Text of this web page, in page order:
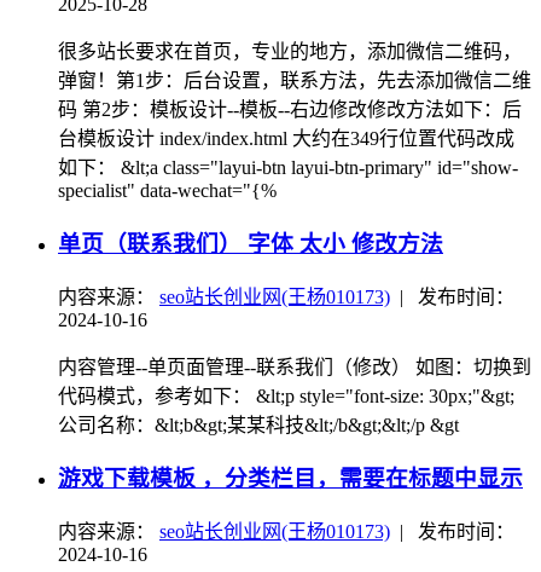
2025-10-28
很多站长要求在首页，专业的地方，添加微信二维码，
弹窗！第1步：后台设置，联系方法，先去添加微信二维
码 第2步：模板设计--模板--右边修改修改方法如下：后
台模板设计 index/index.html 大约在349行位置代码改成
如下： &lt;a class="layui-btn layui-btn-primary" id="show-
specialist" data-wechat="{%
单页（联系我们） 字体 太小 修改方法
内容来源： seo站长创业网(王杨010173) | 发布时间：
2024-10-16
内容管理--单页面管理--联系我们（修改） 如图：切换到
代码模式，参考如下： &lt;p style="font-size: 30px;"&gt;
公司名称：&lt;b&gt;某某科技&lt;/b&gt;&lt;/p &gt
游戏下载模板 ，分类栏目，需要在标题中显示
内容来源： seo站长创业网(王杨010173) | 发布时间：
2024-10-16